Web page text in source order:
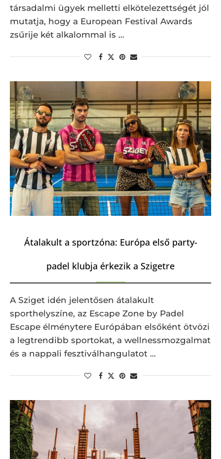
társadalmi ügyek melletti elkötelezettségét jól
mutatja, hogy a European Festival Awards
zsűrije két alkalommal is …
Átalakult a sportzóna: Európa első party-
padel klubja érkezik a Szigetre
A Sziget idén jelentősen átalakult
sporthelyszíne, az Escape Zone by Padel
Escape élménytere Európában elsőként ötvözi
a legtrendibb sportokat, a wellnessmozgalmat
és a nappali fesztiválhangulatot …